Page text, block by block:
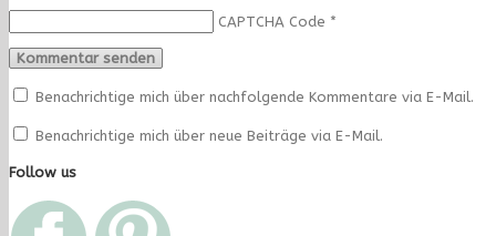
CAPTCHA Code *
Benachrichtige mich über nachfolgende Kommentare via E-Mail.
Benachrichtige mich über neue Beiträge via E-Mail.
Follow us